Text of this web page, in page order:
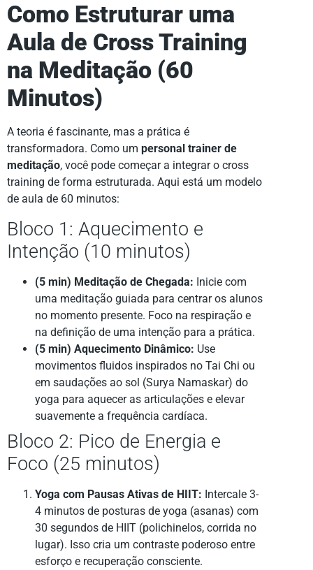
Como Estruturar uma
Aula de Cross Training
na Meditação (60
Minutos)
A teoria é fascinante, mas a prática é
transformadora. Como um personal trainer de
meditação, você pode começar a integrar o cross
training de forma estruturada. Aqui está um modelo
de aula de 60 minutos:
Bloco 1: Aquecimento e
Intenção (10 minutos)
(5 min) Meditação de Chegada: Inicie com
uma meditação guiada para centrar os alunos
no momento presente. Foco na respiração e
na definição de uma intenção para a prática.
(5 min) Aquecimento Dinâmico: Use
movimentos fluidos inspirados no Tai Chi ou
em saudações ao sol (Surya Namaskar) do
yoga para aquecer as articulações e elevar
suavemente a frequência cardíaca.
Bloco 2: Pico de Energia e
Foco (25 minutos)
Yoga com Pausas Ativas de HIIT: Intercale 3-
4 minutos de posturas de yoga (asanas) com
30 segundos de HIIT (polichinelos, corrida no
lugar). Isso cria um contraste poderoso entre
esforço e recuperação consciente.